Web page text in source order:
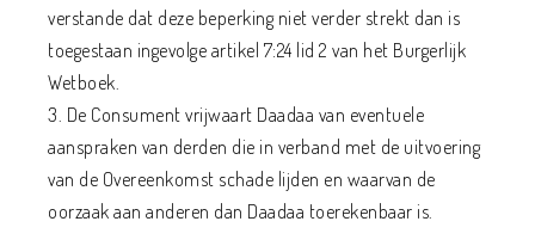
verstande dat deze beperking niet verder strekt dan is
toegestaan ingevolge artikel 7:24 lid 2 van het Burgerlijk
Wetboek.
3. De Consument vrijwaart Daadaa van eventuele
aanspraken van derden die in verband met de uitvoering
van de Overeenkomst schade lijden en waarvan de
oorzaak aan anderen dan Daadaa toerekenbaar is.